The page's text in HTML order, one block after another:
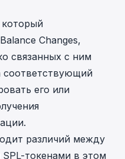
Changes,
связанных с ним
соответствующий
его или
различий между
токенами в этом